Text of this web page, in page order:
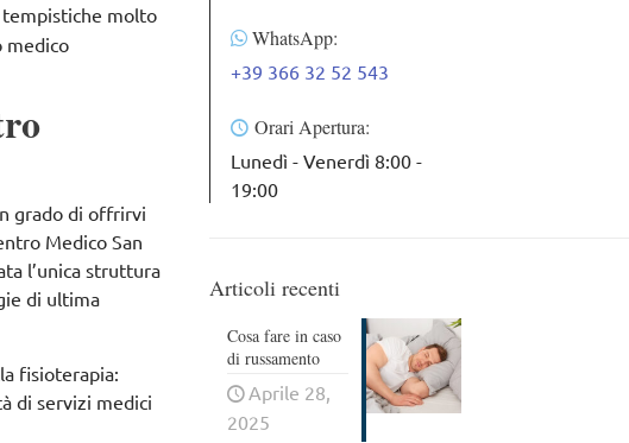
tempistiche molto
medico
grado di offrirvi
Medico San
l’unica struttura
di ultima
fisioterapia:
di servizi medici
WhatsApp:
+39 366 32 52 543
Orari Apertura:
Lunedì - Venerdì 8:00 -
19:00
Articoli recenti
Cosa fare in caso
di russamento
Aprile 28,
2025